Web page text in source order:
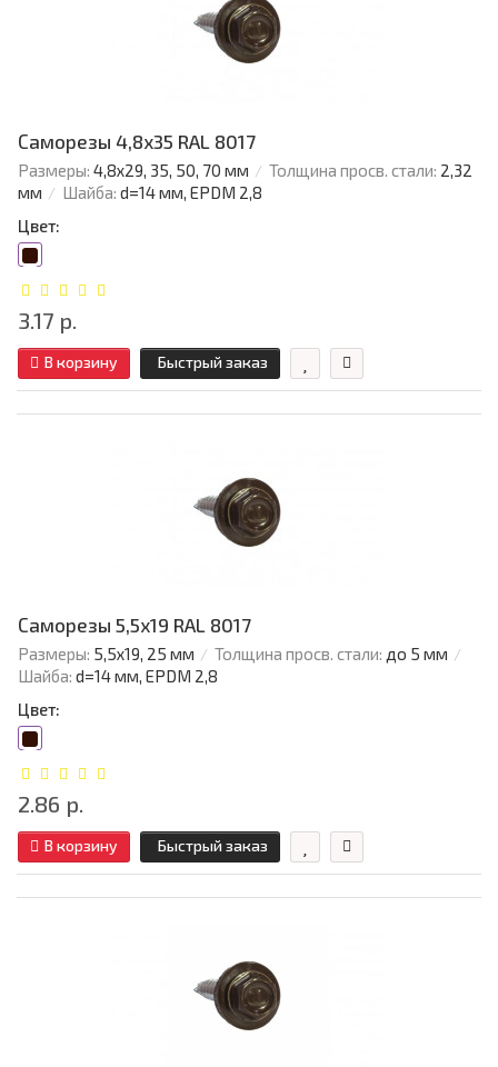
Саморезы 4,8х35 RAL 8017
Размеры: 4,8х29, 35, 50, 70 мм Толщина просв. стали: 2,32
мм
Шайба: d=14 мм, EPDM 2,8
Цвет:
3.17 р.
В корзину Быстрый заказ
Саморезы 5,5х19 RAL 8017
Размеры: 5,5х19, 25 мм Толщина просв. стали: до 5 мм
Шайба: d=14 мм, EPDM 2,8
Цвет:
2.86 р.
В корзину Быстрый заказ